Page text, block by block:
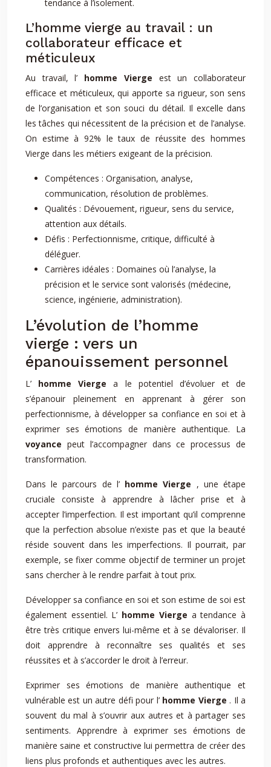
tendance à l’isolement.
L’homme vierge au travail : un
collaborateur efficace et
méticuleux
Au travail, l’ homme Vierge est un collaborateur
efficace et méticuleux, qui apporte sa rigueur, son sens
de l’organisation et son souci du détail. Il excelle dans
les tâches qui nécessitent de la précision et de l’analyse.
On estime à 92% le taux de réussite des hommes
Vierge dans les métiers exigeant de la précision.
Compétences : Organisation, analyse,
communication, résolution de problèmes.
Qualités : Dévouement, rigueur, sens du service,
attention aux détails.
Défis : Perfectionnisme, critique, difficulté à
déléguer.
Carrières idéales : Domaines où l’analyse, la
précision et le service sont valorisés (médecine,
science, ingénierie, administration).
L’évolution de l’homme
vierge : vers un
épanouissement personnel
L’ homme Viergea le potentiel d’évoluer et de
s’épanouir pleinement en apprenant à gérer son
perfectionnisme, à développer sa confiance en soi et à
exprimer ses émotions de manière authentique. La
voyance peut l’accompagner dans ce processus de
transformation.
Dans le parcours de l’ homme Vierge , une étape
cruciale consiste à apprendre à lâcher prise et à
accepter l’imperfection. Il est important qu’il comprenne
que la perfection absolue n’existe pas et que la beauté
réside souvent dans les imperfections. Il pourrait, par
exemple, se fixer comme objectif de terminer un projet
sans chercher à le rendre parfait à tout prix.
Développer sa confiance en soi et son estime de soi est
également essentiel. L’ homme Vierge a tendance à
être très critique envers lui-même et à se dévaloriser. Il
doit apprendre à reconnaître ses qualités et ses
réussites et à s’accorder le droit à l’erreur.
Exprimer ses émotions de manière authentique et
vulnérable est un autre défi pour l’ homme Vierge . Il a
souvent du mal à s’ouvrir aux autres et à partager ses
sentiments. Apprendre à exprimer ses émotions de
manière saine et constructive lui permettra de créer des
liens plus profonds et authentiques avec les autres.